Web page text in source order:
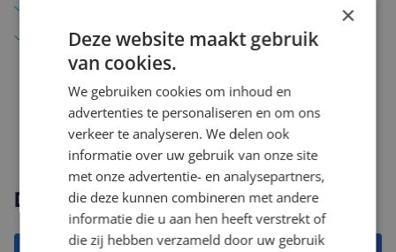
Gericht op professionals op medior en senior
niveau
Direct solliciteren
×
Deze website maakt gebruik
van cookies.
We gebruiken cookies om inhoud en
advertenties te personaliseren en om ons
verkeer te analyseren. We delen ook
informatie over uw gebruik van onze site
met onze advertentie- en analysepartners,
die deze kunnen combineren met andere
informatie die u aan hen heeft verstrekt of
die zij hebben verzameld door uw gebruik